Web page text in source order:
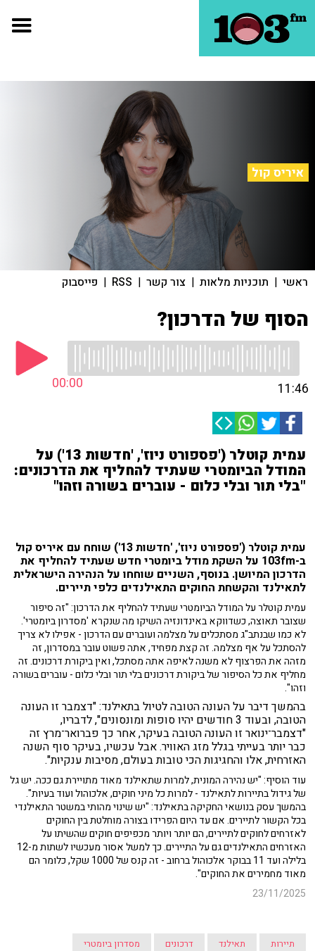
איריס קול
ראשי | תוכניות מלאות | צור קשר |
RSS
| פייסבוק
הסוף של הדרכון?
00:00 11:46
עמית קוטלר ('פספורט ניוז', 'חדשות 13') על
המודל הביומטרי שעתיד להחליף את הדרכונים:
"בלי תור ובלי כלום - עוברים בשורה וזהו"
עמית קוטלר ('פספורט ניוז', 'חדשות 13') שוחח עם איריס קול
ב-103fm על השקת מודל ביומטרי חדש שעתיד להחליף את
הדרכון המיושן. בנוסף, השניים שוחחו על הנהירה הישראלית
לתאילנד והקשחת החוקים התאילנדים כלפי תיירים.
עמית קוטלר על המודל הביומטרי שעתיד להחליף את הדרכון: "זה סיפור
שצובר תאוצה, כשדווקא באינדונזיה השיקו מה שנקרא 'מסדרון ביומטרי'.
לא כמו שבנתב"ג מסתכלים על מצלמה ועוברים עם הדרכון - אפילו לא צריך
להסתכל על אף מצלמה. זה קצת מפחיד, אתה פשוט עובר במסדרון, זה
מזהה את הפרצוף לא משנה לאיפה אתה מסתכל, ואין ביקורת דרכונים. זה
מחליף את כל הסיפור של ביקורת דרכונים בלי תור ובלי כלום - עוברים בשורה
וזהו".
בהמשך דיבר על העונה הטובה לטיול בתאילנד: "דצמבר זו העונה
הטובה, ובעוד 3 חודשים יהיו סופות ומונסונים", לדבריו,
"דצמבר־ינואר זו העונה הטובה בעיקר, אחר כך פברואר־מרץ זה
כבר יותר בעייתי בגלל מזג האוויר. אבל עכשיו, בעיקר סוף השנה
האזרחית, אלו והחגיגותהכיטובות בעולם, מסיבות ענקיות".
עוד הוסיף: "יש נהירה המונית, למרות שתאילנד מאוד מתויירת גם ככה. יש גל
של גידול בתיירות לתאילנד - למרות כל מיני חוקים, אלכוהול ועוד בעיות".
בהמשך עסק בנושאי החקיקה בתאילנד: "יש שינוי מהותי במשטר התאילנדי
בכל הקשור לתיירים. אם עד היום הפרידו בצורה מוחלטת בין החוקים
לאזרחים לחוקים לתיירים, הם יותר ויותר מכפיפים חוקים שהשיתו על
האזרחים התאילנדים גם על התיירים. כך למשל אסור מעכשיו לשתות מ-12
בלילה ועד 11 בבוקר אלכוהול ברחוב - זה קנס של 1000 שקל, כלומר הם
מאוד מחמירים את החוקים".
23/11/2025
תיירות תאילנד דרכונים מסדרון ביומטרי